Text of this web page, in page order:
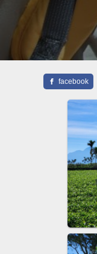
facebook